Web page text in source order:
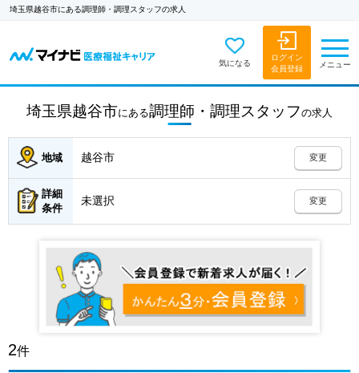
埼玉県越谷市にある調理師・調理スタッフの求人
気になる
ログイン
会員登録
メニュー
埼玉県越谷市にある調理師・調理スタッフの求人
地域 越谷市 変更
詳細
条件
未選択 変更
2件